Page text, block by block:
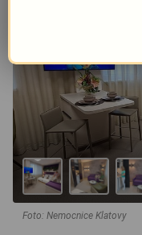
Foto: Nemocnice Klatovy